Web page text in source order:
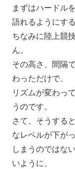
まずはハードル
語れるよう にする
ちなみに陸上競
ん。
その高さ、 間隔
わっただけで、
リズムが変わっ
うのです。
さて、 そうする
なレベルが下がっ
しまうのではな
いように、